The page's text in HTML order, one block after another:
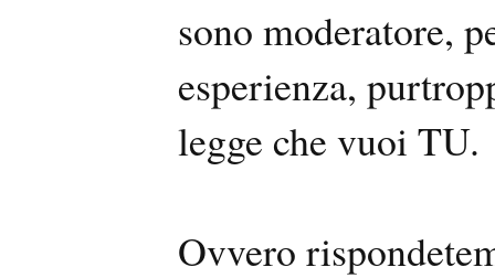
sono moderatore,
esperienza,
legge che vuoi TU.
Ovvero